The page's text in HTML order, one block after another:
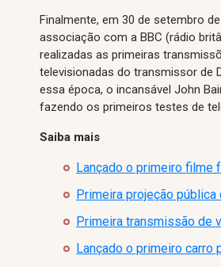
Finalmente, em 30 de setembro
associação com a BBC (rádio
realizadas as primeiras
televisionadas do transmissor de
essa época, o incansável John
fazendo os primeiros testes de
Saiba mais
Lançado o primeiro filme
Primeira projeção pública
Primeira transmissão de
Lançado o primeiro carro